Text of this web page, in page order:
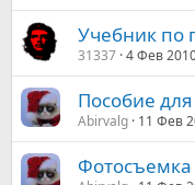
Учебник по
31337 4 Фев
Пособие
Abirvalg 11 Фев